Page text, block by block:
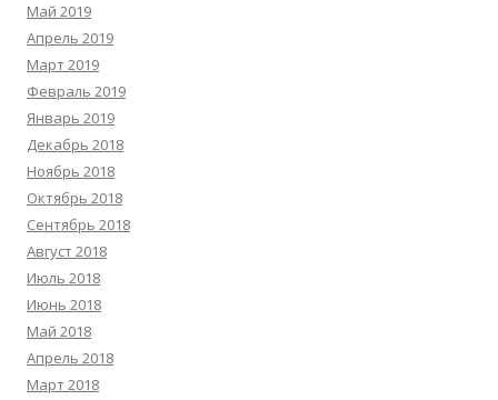
Май 2019
Апрель 2019
Март 2019
Февраль 2019
Январь 2019
Декабрь 2018
Ноябрь 2018
Октябрь 2018
Сентябрь 2018
Август 2018
Июль 2018
Июнь 2018
Май 2018
Апрель 2018
Март 2018